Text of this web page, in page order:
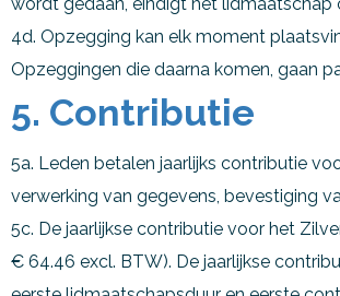
4d. Opzegging kan elk moment
Opzeggingen die daarna komen, gaan
5. Contributie
5a. Leden betalen jaarlijks contributie
verwerking van gegevens, bevestiging
5c. De jaarlijkse contributie voor het
€ 64.46 excl. BTW). De jaarlijkse